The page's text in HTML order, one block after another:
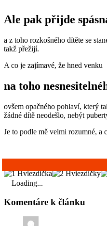
Ale pak přijde
a z toho rozkošného dítěte se
takž přežijí.
A co je zajímavé, že hned venku
na toho
ovšem opačného pohlaví, který
žádné dítě neodešlo, nebýt
Je to podle mě velmi rozumné, a
Loading...
Komentáre k článku